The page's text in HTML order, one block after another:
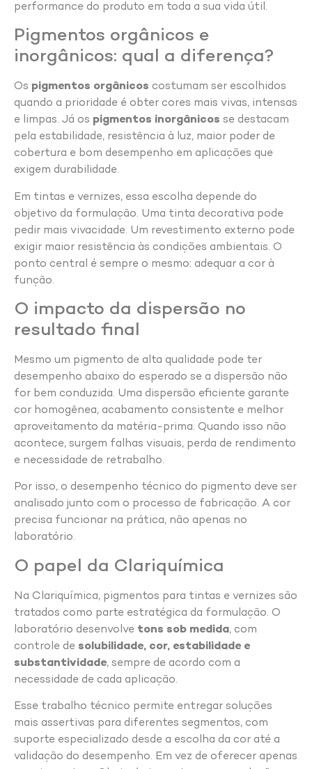
performance do produto em toda a sua vida útil.
Pigmentos orgânicos e
inorgânicos: qual a diferença?
Os pigmentos orgânicos costumam ser escolhidos
quando a prioridade é obter cores mais vivas, intensas
e limpas. Já os pigmentos inorgânicos se destacam
pela estabilidade, resistência à luz, maior poder de
cobertura e bom desempenho em aplicações que
exigem durabilidade.
Em tintas e vernizes, essa escolha depende do
objetivo da formulação. Uma tinta decorativa pode
pedir mais vivacidade. Um revestimento externo pode
exigir maior resistência às condições ambientais. O
ponto central é sempre o mesmo: adequar a cor à
função.
O impacto da dispersão no
resultado final
Mesmo um pigmento de alta qualidade pode ter
desempenho abaixo do esperado se a dispersão não
for bem conduzida. Uma dispersão eficiente garante
cor homogênea, acabamento consistente e melhor
aproveitamento da matéria-prima. Quando isso não
acontece, surgem falhas visuais, perda de rendimento
e necessidade de retrabalho.
Por isso, o desempenho técnico do pigmento deve ser
analisado junto com o processo de fabricação. A cor
precisa funcionar na prática, não apenas no
laboratório.
O papel da Clariquímica
Na Clariquímica, pigmentos para tintas e vernizes são
tratados como parte estratégica da formulação. O
laboratório desenvolve tons sob medida, com
controle de solubilidade, cor, estabilidade e
substantividade, sempre de acordo com a
necessidade de cada aplicação.
Esse trabalho técnico permite entregar soluções
mais assertivas para diferentes segmentos, com
suporte especializado desde a escolha da cor até a
validação do desempenho. Em vez de oferecer apenas